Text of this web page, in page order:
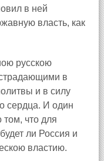
в ней
власть, как
русскою
в
и в силу
сердца. И один
том, что для
ли Россия и
властию.